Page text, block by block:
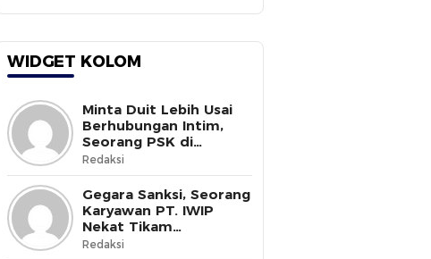
WIDGET KOLOM
Minta Duit Lebih Usai
Berhubungan Intim,
Seorang PSK di
Halmahera Selatan
Tewas Ditusuk
Redaksi
Gegara Sanksi, Seorang
Karyawan PT. IWIP
Nekat Tikam
Pimpinannya
Redaksi